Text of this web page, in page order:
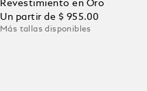
Revestimiento en Oro
Un partir de $ 955.00
Más tallas disponibles